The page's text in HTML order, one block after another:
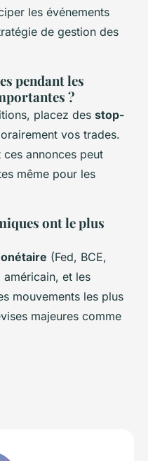
les événements
de gestion des
pendant les
?
placez des stop-
vos trades.
annonces peut
même pour les
ont le plus
(Fed, BCE,
et les
mouvements les plus
majeures comme